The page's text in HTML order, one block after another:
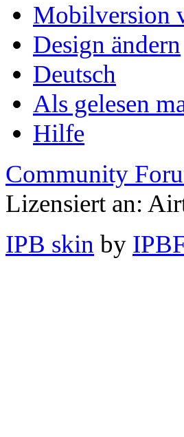
Mobilversion
Design ändern
Deutsch
Als gelesen
Hilfe
Community
Lizensiert an:
IPB skin by